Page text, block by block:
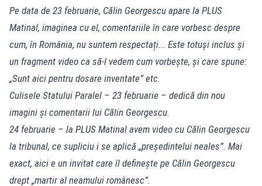
Pe data de 23 februarie, Călin Georgescu apare la PLUS
Matinal, imaginea cu el, comentariile în care vorbesc despre
cum, în România, nu suntem respectați... Este totuși inclus și
un fragment video ca să-l vedem cum vorbește, și care spune:
„Sunt aici pentru dosare inventate” etc.
Culisele Statului Paralel – 23 februarie – dedică din nou
imagini și comentarii lui Călin Georgescu.
24 februarie – la PLUS Matinal avem video cu Călin Georgescu
la tribunal, ce supliciu i se aplică „președintelui neales”. Mai
exact, aici e un invitat care îl definește pe Călin Georgescu
drept „martir al neamului românesc”.